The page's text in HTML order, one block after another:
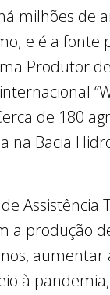
milhões de
e é a fonte
Produtor
de 180
na Bacia
Assistência
a produção
à